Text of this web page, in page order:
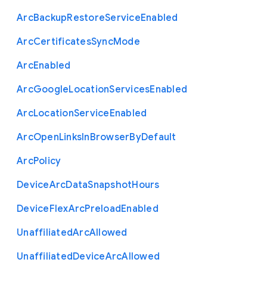
ArcBackupRestoreServiceEnabled
ArcCertificatesSyncMode
ArcEnabled
ArcGoogleLocationServicesEnabled
ArcLocationServiceEnabled
ArcOpenLinksInBrowserByDefault
ArcPolicy
DeviceArcDataSnapshotHours
DeviceFlexArcPreloadEnabled
UnaffiliatedArcAllowed
UnaffiliatedDeviceArcAllowed